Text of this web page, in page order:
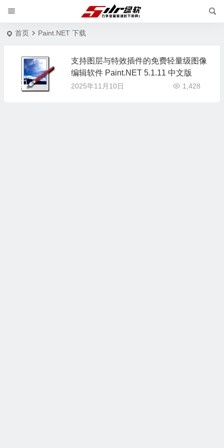
首页 Paint.NET 下载
支持图层与特效插件的免费轻量级图像
编辑软件 Paint.NET 5.1.11 中文版
2025年11月10日 1,428